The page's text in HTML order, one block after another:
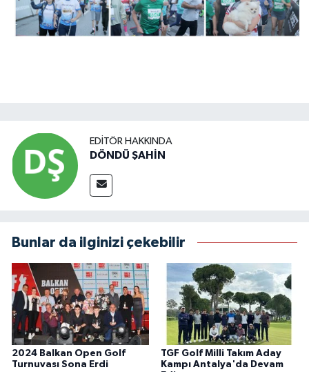
EDITÖR HAKKINDA
DÖNDÜ ŞAHİN
Bunlar da ilginizi çekebilir
2024 Balkan Open Golf
Turnuvası Sona Erdi
TGF Golf Milli Takım Aday
Kampı Antalya'da Devam